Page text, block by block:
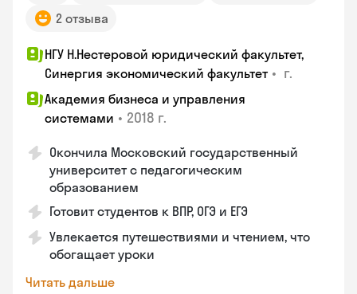
2 отзыва
НГУ Н.Нестеровой юридический факультет,
Синергия экономический факультет • г.
Академия бизнеса и управления
системами • 2018 г.
Окончила Московский государственный
университет с педагогическим
образованием
Готовит студентов к ВПР, ОГЭ и ЕГЭ
Увлекается путешествиями и чтением, что
обогащает уроки
Читать дальше